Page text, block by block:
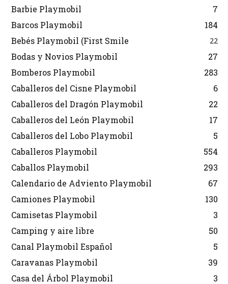
Barbie Playmobil
7
Barcos Playmobil
184
Bebés Playmobil (First Smile
22
Bodas y Novios Playmobil
27
Bomberos Playmobil
283
Caballeros del Cisne Playmobil
6
Caballeros del Dragón Playmobil
22
Caballeros del León Playmobil
17
Caballeros del Lobo Playmobil
5
Caballeros Playmobil
554
Caballos Playmobil
293
Calendario de Adviento Playmobil
67
Camiones Playmobil
130
Camisetas Playmobil
3
Camping y aire libre
50
Canal Playmobil Español
5
Caravanas Playmobil
39
Casa del Árbol Playmobil
3